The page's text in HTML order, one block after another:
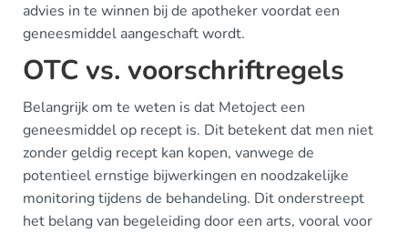
advies in te winnen bij de apotheker voordat een
geneesmiddel aangeschaft wordt.
OTC vs. voorschriftregels
Belangrijk om te weten is dat Metoject een
geneesmiddel op recept is. Dit betekent dat men niet
zonder geldig recept kan kopen, vanwege de
potentieel ernstige bijwerkingen en noodzakelijke
monitoring tijdens de behandeling. Dit onderstreept
het belang van begeleiding door een arts, vooral voor